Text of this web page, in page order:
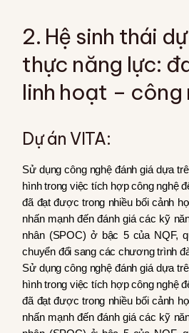
2. Hệ sinh thái
thực năng lực:
linh hoạt – công
Dự án VITA:
Sử dụng công nghệ đánh giá dựa
hình trong việc tích hợp công nghệ
đã đạt được trong nhiều bối cảnh
nhấn mạnh đến đánh giá các kỹ
nhân (SPOC) ở bậc 5 của NQF,
chuyển đổi sang các chương trình
Sử dụng công nghệ đánh giá dựa
hình trong việc tích hợp công nghệ
đã đạt được trong nhiều bối cảnh
nhấn mạnh đến đánh giá các kỹ